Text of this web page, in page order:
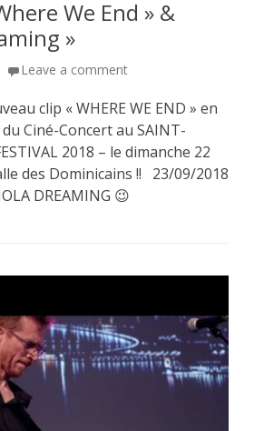
We End » &
»
Leave a comment
clip « WHERE WE END » en
Ciné-Concert au SAINT-
2018 – le dimanche 22
des Dominicains !! 23/09/2018
DREAMING 😉